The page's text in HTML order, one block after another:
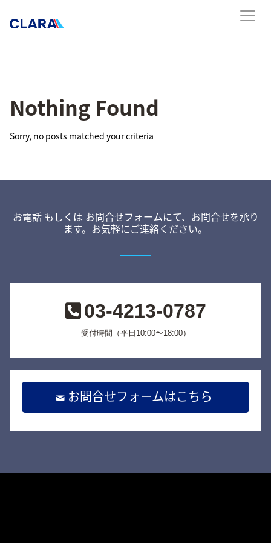
Nothing Found
Sorry, no posts matched your criteria
お電話 もしくは お問合せフォームにて、お問合せを承り
ます。お気軽にご連絡ください。
03-4213-0787
受付時間（平日10:00〜18:00）
お問合せフォームはこちら